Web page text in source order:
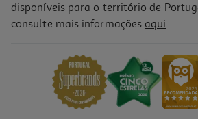
disponíveis para o território de
consulte mais informações aqui.